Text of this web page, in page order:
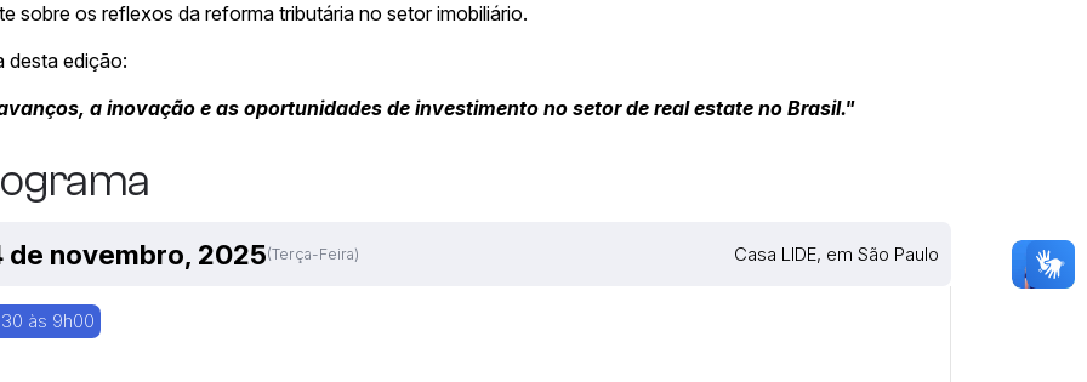
sobre os reflexos da reforma tributária no setor imobiliário.
desta edição:
a inovação e as oportunidades de investimento no setor de real estate no Brasil."
de novembro, 2025(terça-Feira) Casa LIDE, em São Paulo
às 9h00